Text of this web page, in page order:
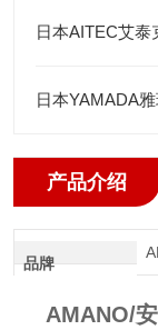
日本AITEC艾
产品介绍
品牌
AMANO/